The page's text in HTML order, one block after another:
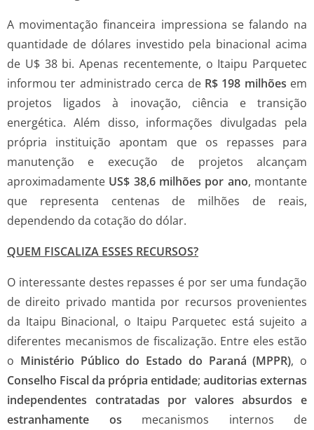
A movimentação financeira impressiona se falando na
quantidade de dólares investido pela binacional acima
de U$ 38 bi. Apenas recentemente, o Itaipu Parquetec
informou ter administrado cerca de R$ 198 milhões em
projetos ligados à inovação, ciência e transição
energética. Além disso, informações divulgadas pela
própria instituição apontam que os repasses para
manutenção e execução de projetos alcançam
aproximadamente US$ 38,6 milhões por ano, montante
que representa centenas de milhões de reais,
dependendo da cotação do dólar.
QUEM FISCALIZA ESSES RECURSOS?
O interessante destes repasses é por ser uma fundação
de direito privado mantida por recursos provenientes
da Itaipu Binacional, o Itaipu Parquetec está sujeito a
diferentes mecanismos de fiscalização. Entre eles estão
o Ministério Público do Estado do Paraná (MPPR), o
Conselho Fiscal da própria entidade; auditorias externas
independentes contratadas por valores absurdos e
estranhamente os mecanismos internos de